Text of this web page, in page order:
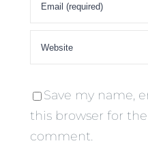
Save my name,
this browser for
comment.